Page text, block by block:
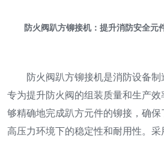
防火阀趴方铆接机：提升消防安全元
防火阀趴方铆接机是消防设备
专为提升防火阀的组装质量和生产
够精确地完成趴方元件的铆接，确
高压力环境下的稳定性和耐用性。